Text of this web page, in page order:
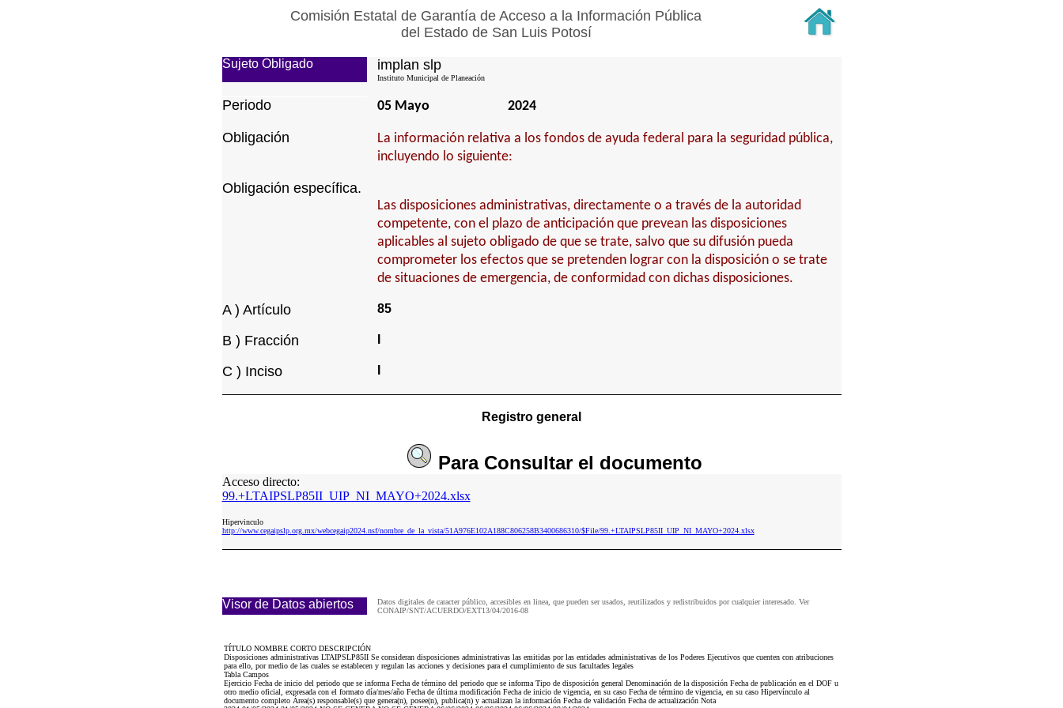
Comisión Estatal de Garantía de Acceso a la Información Pública
del Estado de San Luis Potosí
Sujeto Obligado implan slp
Instituto Municipal de Planeación
Periodo 05 Mayo 2024
Obligación
La información relativa a los fondos de ayuda federal para la seguridad pública,
incluyendo lo siguiente:
Obligación específica.
Las disposiciones administrativas, directamente o a través de la autoridad
competente, con el plazo de anticipación que prevean las disposiciones
aplicables al sujeto obligado de que se trate, salvo que su difusión pueda
comprometer los efectos que se pretenden lograr con la disposición o se trate
de situaciones de emergencia, de conformidad con dichas disposiciones.
A ) Artículo 85
B ) Fracción
C ) Inciso
Registro general
Para Consultarel documento
Acceso directo:
99.+LTAIPSLP85II_UIP_NI_MAYO+2024.xlsx
Hipervinculo
http://www.cegaipslp.org.mx/webcegaip2024.nsf/nombre_de_la_vista/51A976E102A188C806258B3400686310/$File/99.+LTAIPSLP85II_UIP_NI_MAYO+2024.xlsx
Visor de Datos abiertos
Datos digitales de caracter público, accesibles en linea, que pueden ser usados, reutilizados y redistribuidos por cualquier interesado. Ver
CONAIP/SNT/ACUERDO/EXT13/04/2016-08
TÍTULO NOMBRE CORTO DESCRIPCIÓN
Disposiciones administrativas LTAIPSLP85II Se consideran disposiciones administrativas las emitidas por las entidades administrativas de los Poderes Ejecutivos que cuenten con atribuciones
para ello, por medio de las cuales se establecen y regulan las acciones y decisiones para el cumplimiento de sus facultades legales
Tabla Campos
Ejercicio Fecha de inicio del periodo que se informa Fecha de término del periodo que se informa Tipo de disposición general Denominación de la disposición Fecha de publicación en el DOF u
otro medio oficial, expresada con el formato día/mes/año Fecha de última modificación Fecha de inicio de vigencia, en su caso Fecha de término de vigencia, en su caso Hipervínculo al
documento completo Área(s) responsable(s) que genera(n), posee(n), publica(n) y actualizan la información Fecha de validación Fecha de actualización Nota